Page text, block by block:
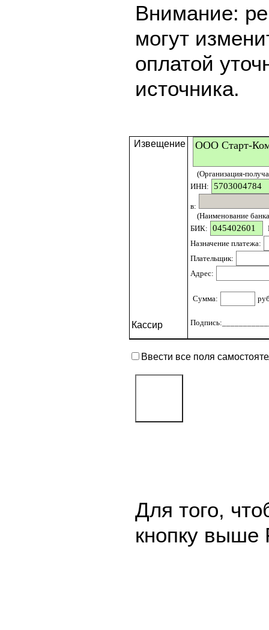
Внимание:
могут
оплатой
источника.
Извещение
Кассир
(Организация-
ИНН:
в:
(Наименование банка
БИК:
Назначение платежа:
Плательщик:
Адрес:
Сумма:
Ввести все поля
Для того,
кнопку выше